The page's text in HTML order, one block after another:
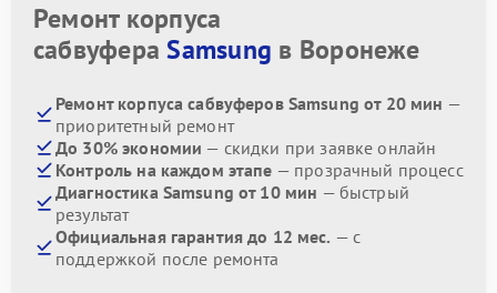
Ремонт корпуса
сабвуфераSamsung в Воронеже
Ремонт корпуса сабвуферов Samsung от 20 мин —
приоритетный ремонт
До 30% экономии — скидки при заявке онлайн
Контроль на каждом этапе — прозрачный процесс
Диагностика Samsung от 10 мин — быстрый
результат
Официальная гарантия до 12 мес. — с
поддержкой после ремонта